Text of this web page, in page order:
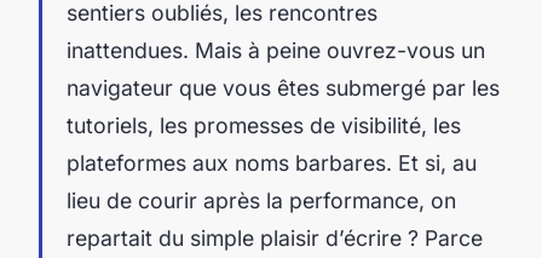
sentiers oubliés, les rencontres
inattendues. Mais à peine ouvrez-vous un
navigateur que vous êtes submergé par les
tutoriels, les promesses de visibilité, les
plateformes aux noms barbares. Et si, au
lieu de courir après la performance, on
repartait du simple plaisir d’écrire ? Parce